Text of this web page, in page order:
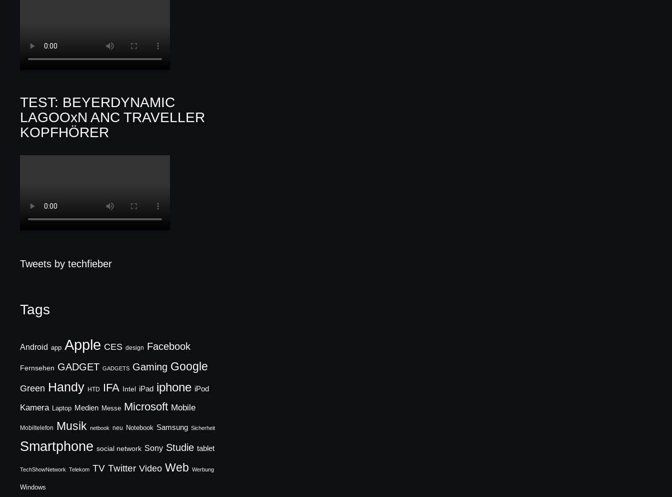
TEST: BEYERDYNAMIC
LAGOOxN ANC TRAVELLER
KOPFHÖRER
Tweets by techfieber
Tags
Android app Apple CES design Facebook
Fernsehen GADGET GADGETS Gaming Google
Green Handy HTD IFA Intel iPad iphone iPod
Kamera Laptop Medien Messe Microsoft Mobile
Mobiltelefon Musik netbook neu Notebook Samsung Sicherheit
Smartphone social network Sony Studie tablet
TechShowNetwork Telekom TV Twitter Video Web Werbung
Windows